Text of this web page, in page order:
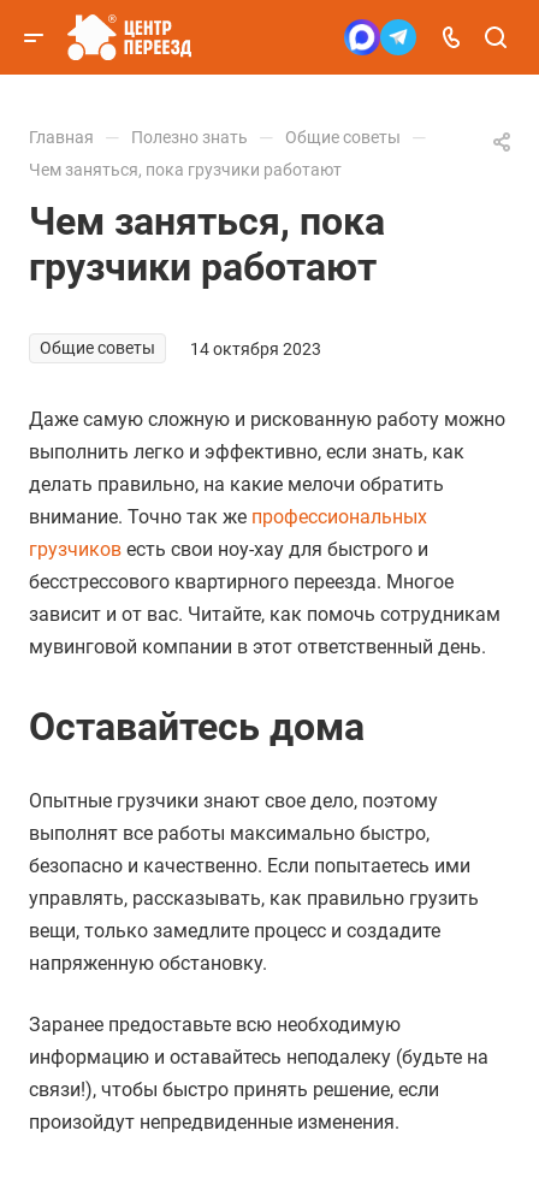
Главная — Полезно знать — Общие советы —
Чем заняться, пока грузчики работают
Чем заняться, пока
грузчики работают
Общие советы 14 октября 2023
Даже самую сложную и рискованную работу можно
выполнить легко и эффективно, если знать, как
делать правильно, на какие мелочи обратить
внимание. Точно так же профессиональных
грузчиков есть свои ноу-хау для быстрого и
бесстрессового квартирного переезда. Многое
зависит и от вас. Читайте, как помочь сотрудникам
мувинговой компании в этот ответственный день.
Оставайтесь дома
Опытные грузчики знают свое дело, поэтому
выполнят все работы максимально быстро,
безопасно и качественно. Если попытаетесь ими
управлять, рассказывать, как правильно грузить
вещи, только замедлите процесс и создадите
напряженную обстановку.
Заранее предоставьте всю необходимую
информацию и оставайтесь неподалеку (будьте на
связи!), чтобы быстро принять решение, если
произойдут непредвиденные изменения.